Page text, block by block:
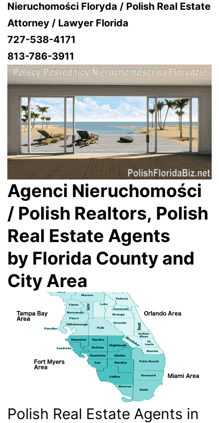
Nieruchomości Floryda / Polish Real Estate
Attorney / Lawyer Florida
727-538-4171
813-786-3911
Agenci Nieruchomości
/ Polish Realtors, Polish
Real Estate Agents
by Florida County and
City Area
Polish Real Estate Agents in